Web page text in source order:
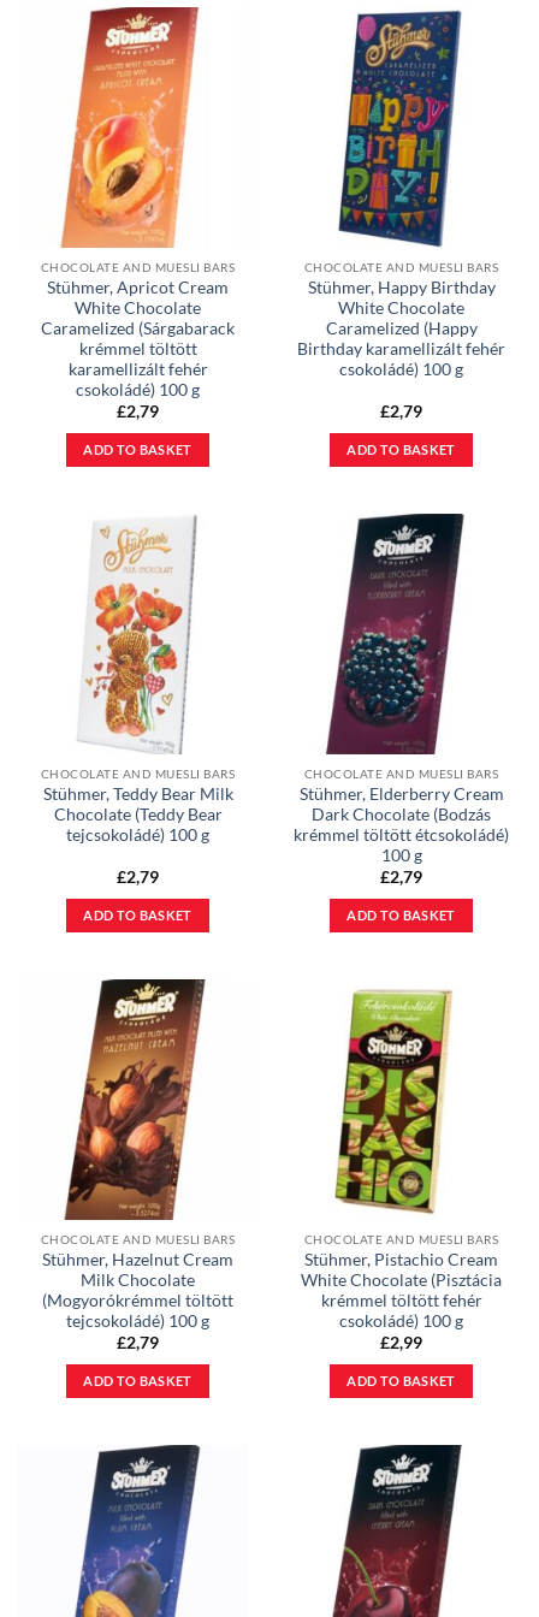
CHOCOLATE AND MUESLI BARS
Stühmer, Apricot Cream
White Chocolate
Caramelized (Sárgabarack
krémmel töltött
karamellizált fehér
csokoládé) 100 g
£2,79
ADD TO BASKET
CHOCOLATE AND MUESLI BARS
Stühmer, Happy Birthday
White Chocolate
Caramelized (Happy
Birthday karamellizált fehér
csokoládé) 100 g
£2,79
ADD TO BASKET
CHOCOLATE AND MUESLI BARS
Stühmer, Teddy Bear Milk
Chocolate (Teddy Bear
tejcsokoládé) 100 g
£2,79
ADD TO BASKET
CHOCOLATE AND MUESLI BARS
Stühmer, Elderberry Cream
Dark Chocolate (Bodzás
krémmel töltött étcsokoládé)
100 g
£2,79
ADD TO BASKET
CHOCOLATE AND MUESLI BARS
Stühmer, Hazelnut Cream
Milk Chocolate
(Mogyorókrémmel töltött
tejcsokoládé) 100 g
£2,79
ADD TO BASKET
CHOCOLATE AND MUESLI BARS
Stühmer, Pistachio Cream
White Chocolate (Pisztácia
krémmel töltött fehér
csokoládé) 100 g
£2,99
ADD TO BASKET